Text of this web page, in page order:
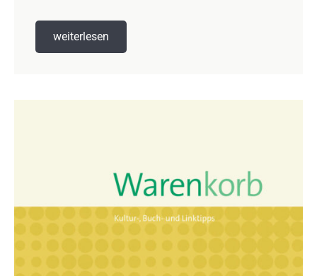
weiterlesen